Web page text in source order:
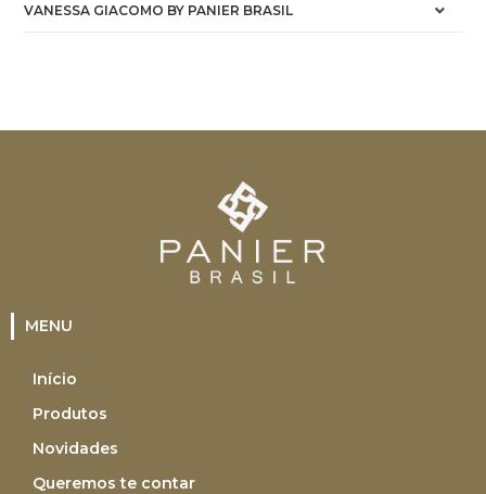
VANESSA GIACOMO BY PANIER BRASIL
MENU
Início
Produtos
Novidades
Queremos te contar